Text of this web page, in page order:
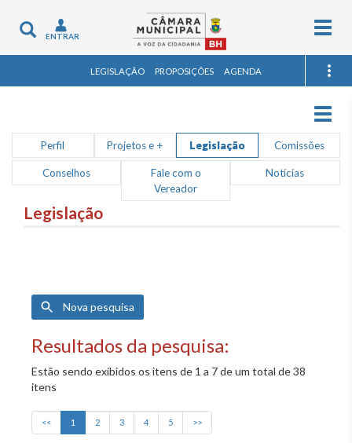
Toggle
navigation
ENTRAR
LEGISLAÇÃO PROPOSIÇÕES AGENDA
Perfil Projetos e + Legislação Comissões
Conselhos
Fale com o
Vereador
Notícias
Legislação
Nova pesquisa
Resultados da pesquisa:
Estão sendo exibidos os itens de 1 a 7 de um total de 38
itens
<< 1 2 3 4 5 >>